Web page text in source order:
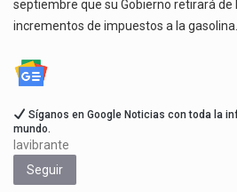
septiembre que su Gobierno retirará
incrementos de impuestos a la gasolina…
Síganos en Google Noticias con toda la
mundo.
lavibrante
Seguir